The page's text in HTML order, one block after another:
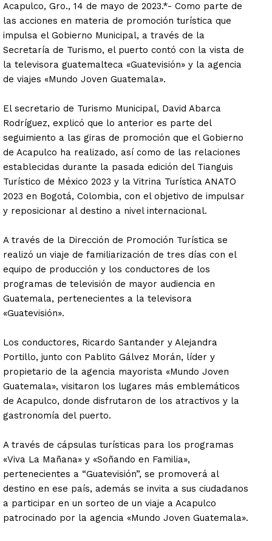
Acapulco, Gro., 14 de mayo de 2023.*- Como parte de
las acciones en materia de promoción turística que
impulsa el Gobierno Municipal, a través de la
Secretaría de Turismo, el puerto contó con la vista de
la televisora guatemalteca «Guatevisión» y la agencia
de viajes «Mundo Joven Guatemala».
El secretario de Turismo Municipal, David Abarca
Rodríguez, explicó que lo anterior es parte del
seguimiento a las giras de promoción que el Gobierno
de Acapulco ha realizado, así como de las relaciones
establecidas durante la pasada edición del Tianguis
Turístico de México 2023 y la Vitrina Turística ANATO
2023 en Bogotá, Colombia, con el objetivo de impulsar
y reposicionar al destino a nivel internacional.
A través de la Dirección de Promoción Turística se
realizó un viaje de familiarización de tres días con el
equipo de producción y los conductores de los
programas de televisión de mayor audiencia en
Guatemala, pertenecientes a la televisora
«Guatevisión».
Los conductores, Ricardo Santander y Alejandra
Portillo, junto con Pablito Gálvez Morán, líder y
propietario de la agencia mayorista «Mundo Joven
Guatemala», visitaron los lugares más emblemáticos
de Acapulco, donde disfrutaron de los atractivos y la
gastronomía del puerto.
A través de cápsulas turísticas para los programas
«Viva La Mañana» y «Soñando en Familia»,
pertenecientes a “Guatevisión”, se promoverá al
destino en ese país, además se invita a sus ciudadanos
a participar en un sorteo de un viaje a Acapulco
patrocinado por la agencia «Mundo Joven Guatemala».